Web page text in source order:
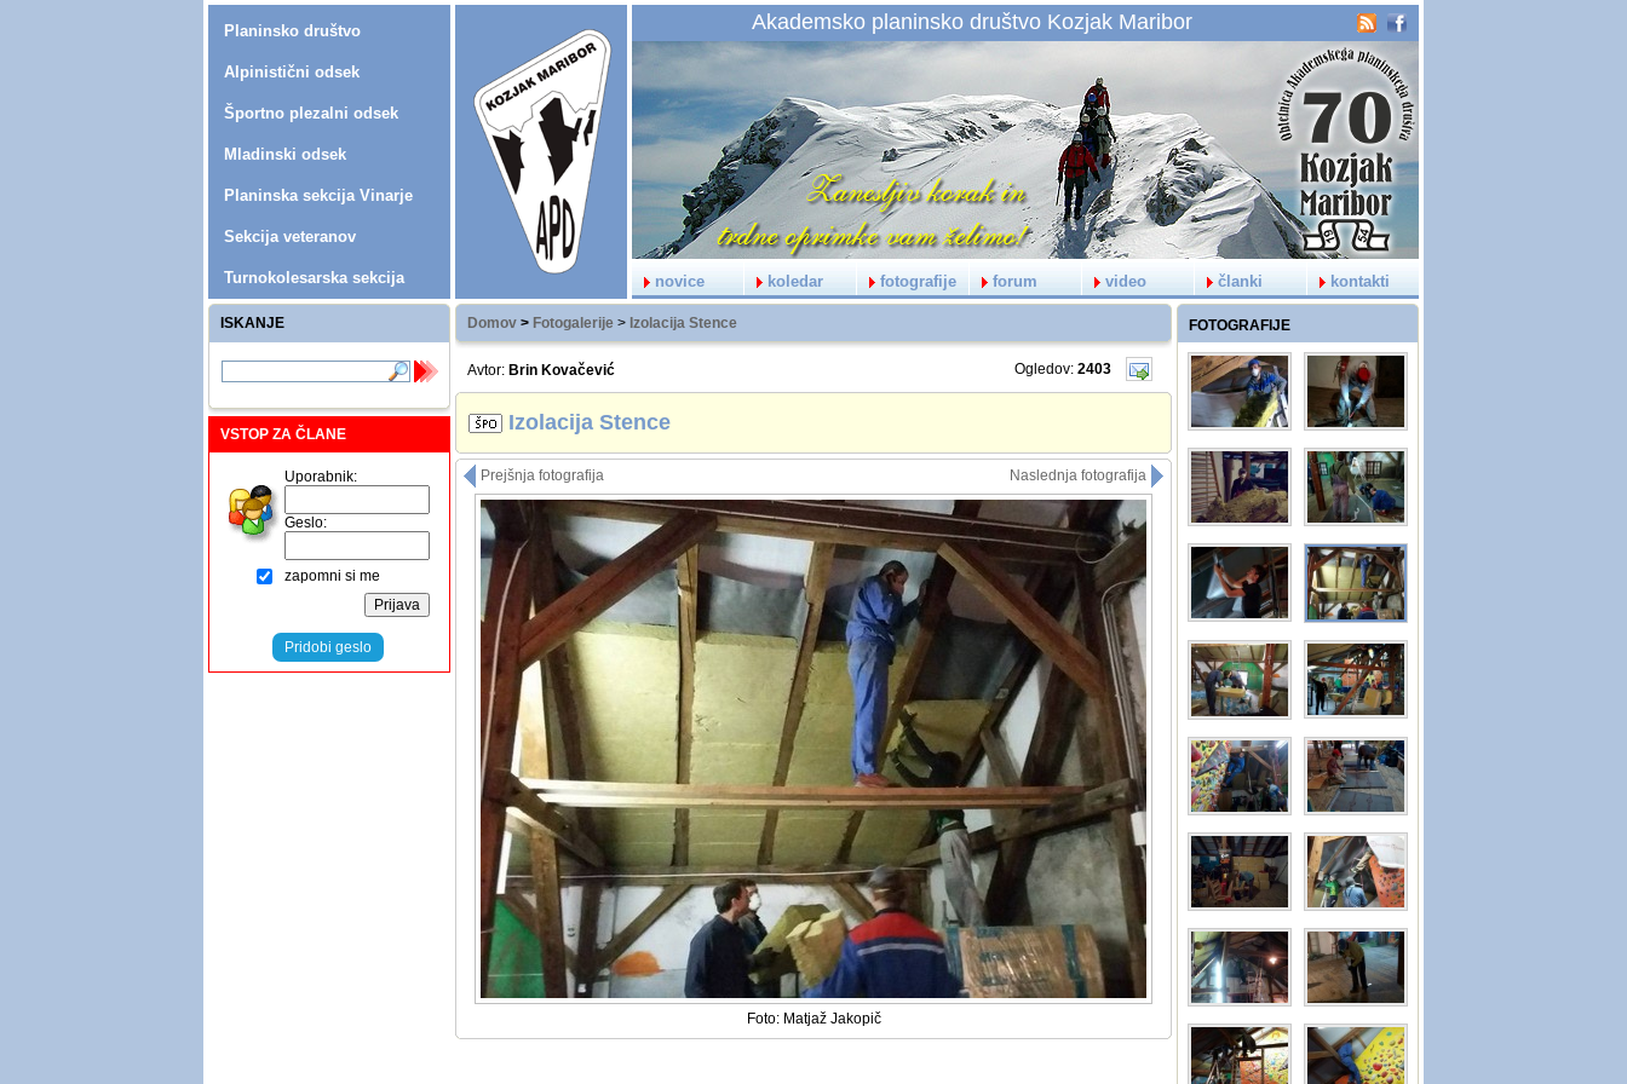
Planinsko društvo
Alpinistični odsek
Športno plezalni odsek
Mladinski odsek
Planinska sekcija Vinarje
Sekcija veteranov
Turnokolesarska sekcija
Akademsko planinsko društvo Kozjak Maribor
novice koledar fotografije forum video članki kontakti
ISKANJE
VSTOP ZA ČLANE
Uporabnik:
Geslo:
zapomni si me
Pridobi geslo
Domov > Fotogalerije > Izolacija Stence FOTOGRAFIJE
Avtor: Brin Kovačević Ogledov: 2403
Izolacija Stence
Prejšnja fotografija Naslednja fotografija
Foto: Matjaž Jakopič